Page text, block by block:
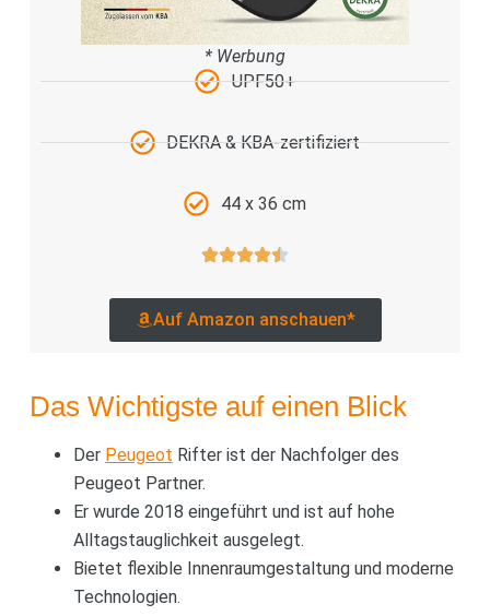
* Werbung
UPF50+
DEKRA & KBA-zertifiziert
44 x 36 cm
Auf Amazon anschauen*
Das Wichtigste auf einen Blick
Der Peugeot Rifter ist der Nachfolger des
Peugeot Partner.
Er wurde 2018 eingeführt und ist auf hohe
Alltagstauglichkeit ausgelegt.
Bietet flexible Innenraumgestaltung und moderne
Technologien.